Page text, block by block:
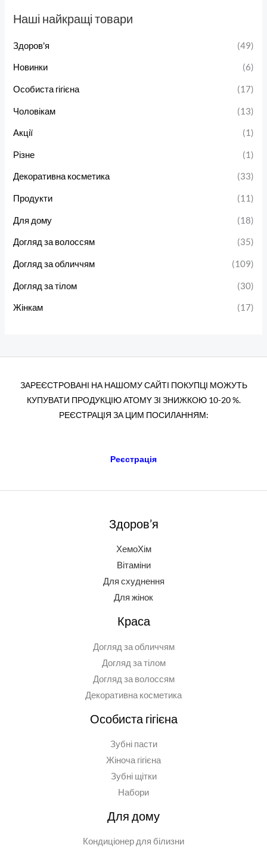
Наші найкращі товари
Здоров'я (49)
Новинки (6)
Особиста гігієна (17)
Чоловікам (13)
Акції (1)
Різне (1)
Декоративна косметика (33)
Продукти (11)
Для дому (18)
Догляд за волоссям (35)
Догляд за обличчям (109)
Догляд за тілом (30)
Жінкам (17)
ЗАРЕЄСТРОВАНІ НА НАШОМУ САЙТІ ПОКУПЦІ МОЖУТЬ
КУПУВАТИ ПРОДУКЦІЮ АТОМY ЗІ ЗНИЖКОЮ 10-20 %.
РЕЄСТРАЦІЯ ЗА ЦИМ ПОСИЛАННЯМ:
Реєстрація
Здоров’я
ХемоХім
Вітаміни
Для схуднення
Для жінок
Краса
Догляд за обличчям
Догляд за тілом
Догляд за волоссям
Декоративна косметика
Особиста гігієна
Зубні пасти
Жіноча гігієна
Зубні щітки
Набори
Для дому
Кондиціонер для білизни